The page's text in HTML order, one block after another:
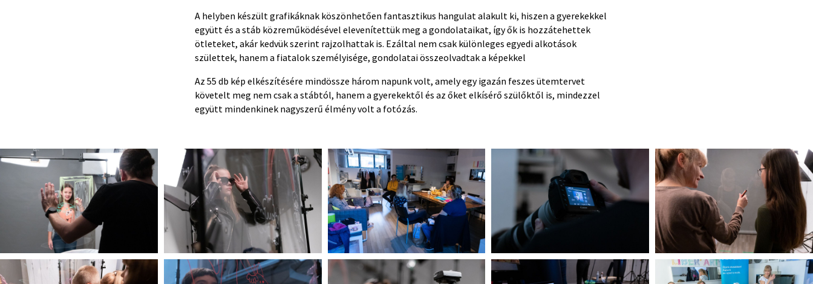
A helyben készült grafikáknak köszönhetően fantasztikus hangulat alakult ki, hiszen a gyerekekkel
együtt és a stáb közreműködésével elevenítettük meg a gondolataikat, így ők is hozzátehettek
ötleteket, akár kedvük szerint rajzolhattak is. Ezáltal nem csak különleges egyedi alkotások
születtek, hanem a fiatalok személyisége, gondolatai összeolvadtak a képekkel
Az 55 db kép elkészítésére mindössze három napunk volt, amely egy igazán feszes ütemtervet
követelt meg nem csak a stábtól, hanem a gyerekektől és az őket elkísérő szülőktől is, mindezzel
együtt mindenkinek nagyszerű élmény volt a fotózás.